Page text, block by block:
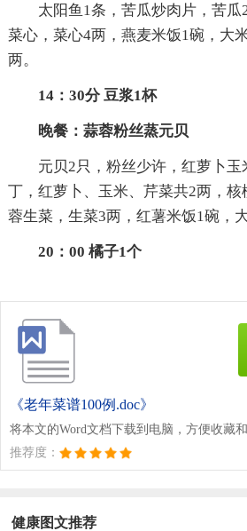
太阳鱼1条，苦瓜炒肉片，苦
菜心，菜心4两，燕麦米饭1碗，大
两。
14：30分 豆浆1杯
晚餐：蒜蓉粉丝蒸元贝
元贝2只，粉丝少许，红萝卜
丁，红萝卜、玉米、芹菜共2两，
蓉生菜，生菜3两，红薯米饭1碗，
20：00 橘子1个
《老年菜谱100例.doc》
将本文的Word文档下载到电脑，方便收藏
推荐度：
健康图文推荐